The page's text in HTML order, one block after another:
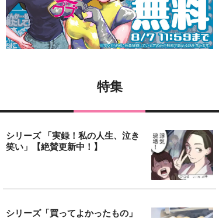
特集
シリーズ 「実録！私の人生、泣き
笑い」【絶賛更新中！】
シリーズ「買ってよかったもの」